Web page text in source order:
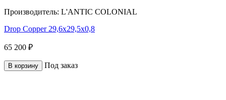
Производитель: L'ANTIC COLONIAL
Drop Copper 29,6x29,5x0,8
65 200 ₽
В корзину Под заказ